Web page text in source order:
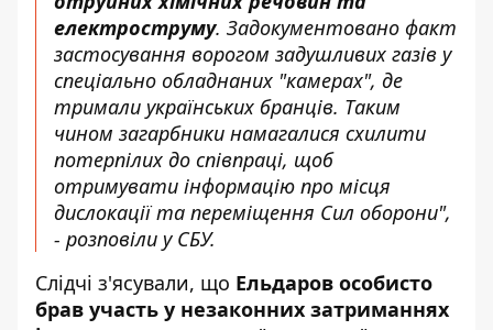
електроструму. Задокументовано факт
застосування ворогом задушливих газів у
спеціально обладнаних "камерах", де
тримали українських бранців. Таким
чином загарбники намагалися схилити
потерпілих до співпраці, щоб
отримувати інформацію про місця
дислокації та переміщення Сил оборони",
- розповіли у СБУ.
Слідчі з'ясували, що Ельдаров особисто
брав участь у незаконних затриманнях